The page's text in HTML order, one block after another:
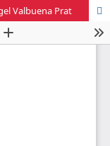
Valbuena Prat